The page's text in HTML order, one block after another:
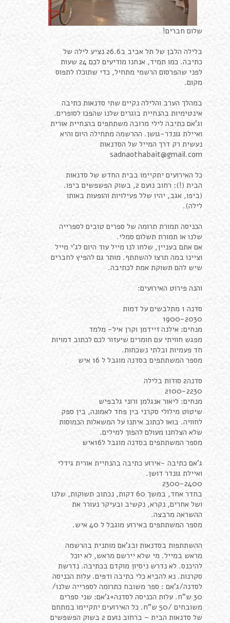
שלום חברים!
בלילה הלבן של תל אביב ב26.6 נציע לילה של
כתיבה. כמו תמיד, אנחנו מודיעים לכם 24 שעות
לפני שהפרסום הרשמי מתחיל, כדי שתוכלו לתפוס
מקום.
במהלך הערב והלילה נקיים שתי סדנאות כתיבה
אינטימיות בהנחיית בוגרים שלנו שהפכו לסופרים.
וג'אם כתיבה לילי מרובה משתתפים בהנחיית אורית
ואיילת גונדר-גושן. ההרשמה מתחילה היום והיא
נעשית רק דרך המייל של הסדנאות
sadnaothabait@gmail.com
כל האירועים יתקיימו בבית החדש של סדנאות
הבית (!): רחוב נועם 2, בשוק הפשפשים ביפו.
(ביפו, אגב, יהיו שלל פעילויות והופעות באותו
לילה).
הכניסה תמורת תרומה של ספרים טובים לספרייה
שלנו או תמורת תשלום סמלי.
אם אתם בעניין, שלחו לנו מייל עוד היום לג'י מייל
וציינו במה תרצו להשתתף. מותר גם להפיץ לחברים
שיש להם תשוקת אמת לכתיבה.
והנה פירוט האירועים:
סדנה 1 מתלבשים על דמות
1900-2030
מנחים: אילנה זיידמן וקרן איל- מלמד
מפגש חוויתי עם חומרים שיעזור לכם לכתוב דמויות
חד פעמיות ובלתי נשכחות.
מספר המשתתפים בסדנה מוגבל ל 16 איש
סדנה2 סודות בלילה
2100-2230
מנחים: ליאור אנגלמן ורוני גלבפיש
שיטוט מילולי סקרני בין פחד לאמונה, בין ספק
לחוויה. בואו לכתוב איתנו על המשאלות הכמוסות
שלא הצלחנו מעולם להפוך למילים.
מספר המשתתפים בסדנה מוגבל ל16איש
ג'אם כתיבה -אירוע כתיבה בהנחיית אורית גידלי
ואיילת גונדר דושן.
2300-2400
בחדר אחד, במשך 60 דקות, נכתוב תשוקות, שלנו
ושל אחרים, נקרא, נקשיב ובעיקר נעורר את
ההשראה מרבצה.
מספר המשתתפים באירוע מוגבל ל 40 איש.
ההשתתפות בסדנאות ובג'אם מותנית בהרשמה
מראש במייל. מי שלא יירשם מראש, לא יוכל
להיכנס. לא נדרש ניסיון מוקדם בכתיבה. נדרשת
סקרנות. נא להביא כלי כתיבה ודפים. עלות הכניסה
לסדנה/ג'אם : ספר משובח כתרומה לספרייה שלנו/
30 ש"ח. עלות הכניסה לסדנה+ג'אם: שני ספרים
משובחים /50 ש"ח. כל האירועים יתקיימו במתחם
של סדנאות הבית – ברחוב נועם 2 בשוק הפשפשים